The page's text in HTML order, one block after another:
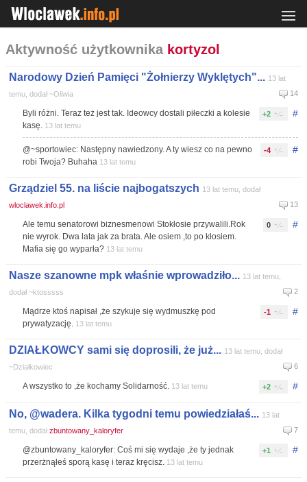
Aktywność użytkownika kortyzol
Narodowy Dzień Pamięci "Żołnierzy Wyklętych"... 13 lat
temu, dodał ~Oliwia
14
#
+2
Byli różni. Teraz też jest tak. Ideowcy dostali piłeczki a kolesie
kasę. 13 lat temu
#
-4
@~sportowiec: Następny nawiedzony. A ty wiesz co na pewno
robi Twoja? Buhaha 13 lat temu
Grządziel 55. na liście najbogatszych 13 lat temu, dodał
wloclawek.info.pl
13
#
0
Ale temu senatorowi biznesmenowi Stokłosie przywalili.Rok
nie wyrok. Dwa lata jak za brata. Ale osiem ,to po kłosiem.
Mafia się go wyparła? 13 lat temu
Nasze szanowne mpk właśnie wprowadziło... 13 lat temu,
dodał ~ktosssss
2
#
-1
Mądrze ktoś napisał ,że szykuje się wydmuszkę pod
prywatyzację. 13 lat temu
DZIAŁKOWCY sami się doprosili, że już... 13 lat temu, dodał
~Działkowiec
6
#
+2
A wszystko to ,że kochamy Solidarność. 13 lat temu
No, @wadera. Kilka tygodni temu powiedziałaś... 13 lat
temu, dodał zbuntowany_kaloryfer 7
#
+1
@zbuntowany_kaloryfer: Coś mi się wydaje ,że ty jednak
przerżnąłeś sporą kasę i teraz kręcisz. 13 lat temu